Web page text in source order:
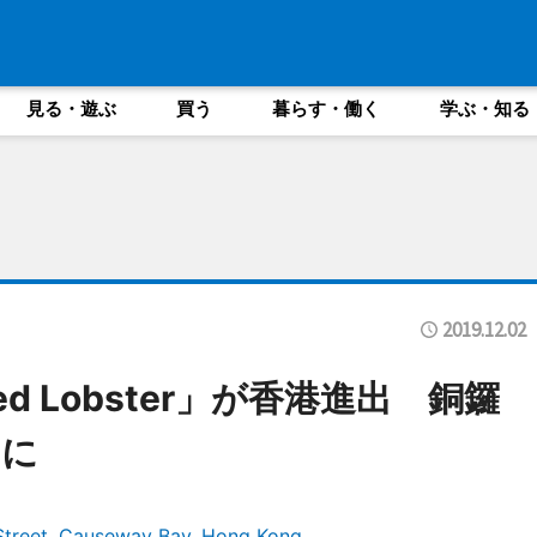
見る・遊ぶ 買う 暮らす・働く 学ぶ・知る
2019.12.02
Lobster」が香港進出 銅鑼